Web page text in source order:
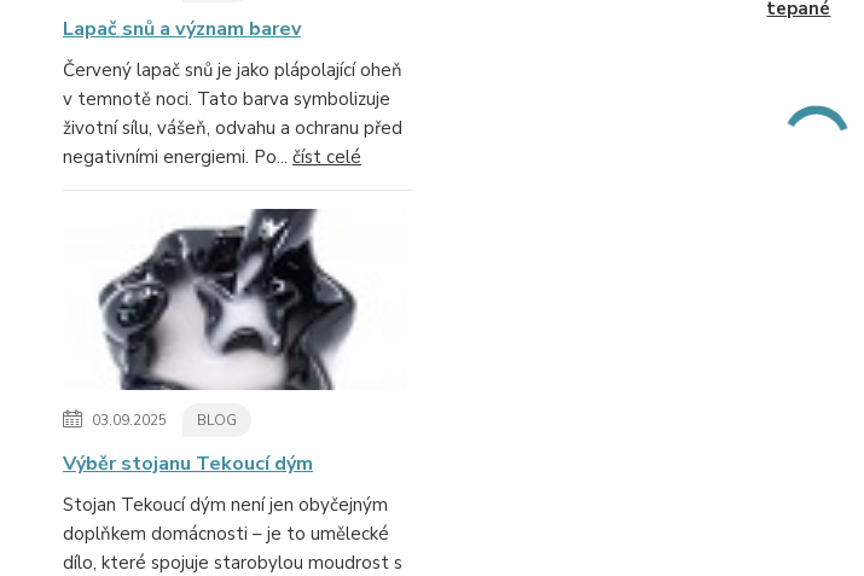
Lapač snů a význam barev
Červený lapač snů je jako plápolající oheň
v temnotě noci. Tato barva symbolizuje
životní sílu, vášeň, odvahu a ochranu před
negativními energiemi. Po... číst celé
03.09.2025 BLOG
Výběr stojanu Tekoucí dým
Stojan Tekoucí dým není jen obyčejným
doplňkem domácnosti – je to umělecké
dílo, které spojuje starobylou moudrost s
tepané